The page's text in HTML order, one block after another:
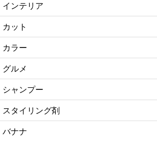
インテリア
カット
カラー
グルメ
シャンプー
スタイリング剤
バナナ